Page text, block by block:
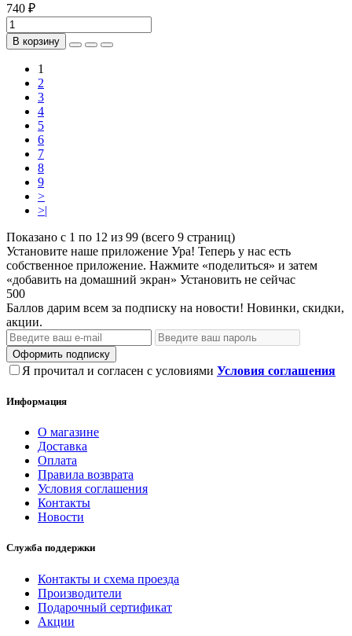
740 ₽
В корзину
1
2
3
4
5
6
7
8
9
>
>|
Показано с 1 по 12 из 99 (всего 9 страниц)
Установите наше приложение Ура! Теперь у нас есть
собственное приложение. Нажмите «поделиться» и затем
«добавить на домашний экран» Установить не сейчас
500
Баллов дарим всем за подписку на новости! Новинки, скидки,
акции.
Оформить подписку
Я прочитал и согласен с условиями Условия соглашения
Информация
О магазине
Доставка
Оплата
Правила возврата
Условия соглашения
Контакты
Новости
Служба поддержки
Контакты и схема проезда
Производители
Подарочный сертификат
Акции